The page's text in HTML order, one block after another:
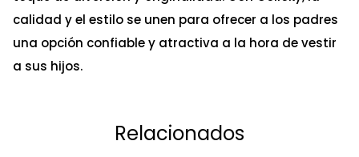
calidad y el estilo se unen para ofrecer a los padres
una opción confiable y atractiva a la hora de vestir
a sus hijos.
Relacionados